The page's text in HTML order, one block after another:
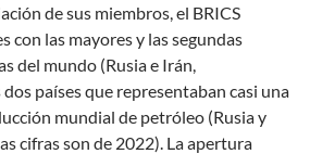
de sus miembros, el BRICS
con las mayores y las segundas
del mundo (Rusia e Irán,
países que representaban casi una
mundial de petróleo (Rusia y
cifras son de 2022). La apertura